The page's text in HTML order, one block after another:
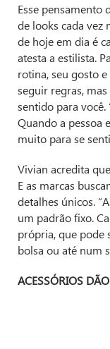
Esse pensamento
de looks cada vez
de hoje em dia é
atesta a estilista.
rotina, seu gosto
seguir regras,
sentido para
Quando a pessoa
muito para se
Vivian acredita
E as marcas
detalhes únicos.
um padrão fixo.
própria, que pode
bolsa ou até num
ACESSÓRIOS